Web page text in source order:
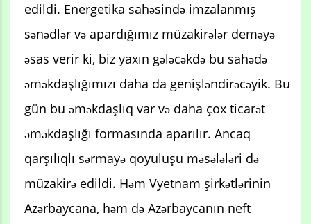
edildi. Energetika sahəsində imzalanmış
sənədlər və apardığımız müzakirələr deməyə
əsas verir ki, biz yaxın gələcəkdə bu sahədə
əməkdaşlığımızı daha da genişləndirəcəyik. Bu
gün bu əməkdaşlıq var və daha çox ticarət
əməkdaşlığı formasında aparılır. Ancaq
qarşılıqlı sərmayə qoyuluşu məsələləri də
müzakirə edildi. Həm Vyetnam şirkətlərinin
Azərbaycana, həm də Azərbaycanın neft